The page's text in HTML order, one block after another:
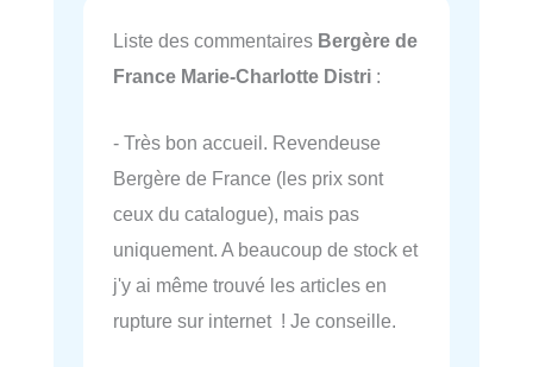
Liste des commentaires Bergère de
France Marie-Charlotte Distri :
- Très bon accueil. Revendeuse
Bergère de France (les prix sont
ceux du catalogue), mais pas
uniquement. A beaucoup de stock et
j'y ai même trouvé les articles en
rupture sur internet ! Je conseille.